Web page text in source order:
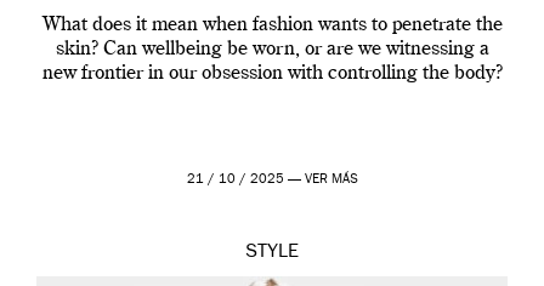
What does it mean when fashion wants to penetrate the
skin? Can wellbeing be worn, or are we witnessing a
new frontier in our obsession with controlling the body?
21 / 10 / 2025 — VER MÁS
STYLE